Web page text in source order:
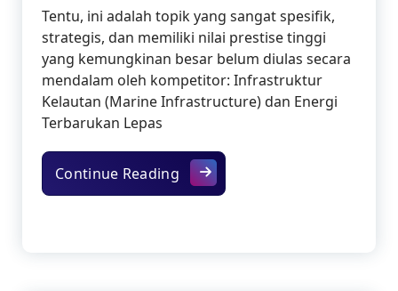
Tentu, ini adalah topik yang sangat spesifik,
strategis, dan memiliki nilai prestise tinggi
yang kemungkinan besar belum diulas secara
mendalam oleh kompetitor: Infrastruktur
Kelautan (Marine Infrastructure) dan Energi
Terbarukan Lepas
Continue ReadingMenantang Korosi: Peran Plat